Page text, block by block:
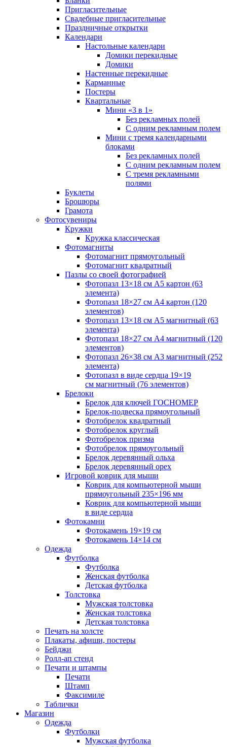
Пригласительные
Свадебные пригласительные
Праздничные открытки
Календари
Настольные календари
Домики перекидные
Домики
Настенные перекидные
Карманные
Постеры
Квартальные
Мини «3 в 1»
Без рекламных полей
С одним рекламным полем
Мини с тремя календарными
блоками
Без рекламных полей
С одним рекламным полем
С тремя рекламными
полями
Буклеты
Брошюры
Грамота
Фотосувениры
Кружки
Кружка классическая
Фотомагниты
Фотомагнит прямоугольный
Фотомагнит квадратный
Пазлы со своей фотографией
Фотопазл 13×18 см А5 картон (63
элемента)
Фотопазл 18×27 см А4 картон (120
элементов)
Фотопазл 13×18 см А5 магнитный (63
элемента)
Фотопазл 18×27 см А4 магнитный (120
элементов)
Фотопазл 26×38 см А3 магнитный (252
элемента)
Фотопазл в виде сердца 19×19
см магнитный (76 элементов)
Брелоки
Брелок для ключей ГОСНОМЕР
Брелок-подвеска прямоугольный
Фотобрелок квадратный
Фотобрелок круглый
Фотобрелок призма
Фотобрелок прямоугольный
Брелок деревянный ольха
Брелок деревянный орех
Игровой коврик для мыши
Коврик для компьютерной мыши
прямоугольный 235×196 мм
Коврик для компьютерной мыши
в виде сердца
Фотокамни
Фотокамень 19×19 см
Фотокамень 14×14 см
Одежда
Футболка
Футболка
Женская футболка
Детская футболка
Толстовка
Мужская толстовка
Женская толстовка
Детская толстовка
Печать на холсте
Плакаты, афиши, постеры
Бейджи
Ролл-ап стенд
Печати и штампы
Печати
Штамп
Факсимиле
Таблички
Магазин
Одежда
Футболки
Мужская футболка